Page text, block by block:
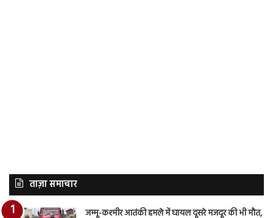
ताज़ा समाचार
जम्मू-कश्मीर आतंकी हमले में घायल दूसरे मजदूर की भी मौत,